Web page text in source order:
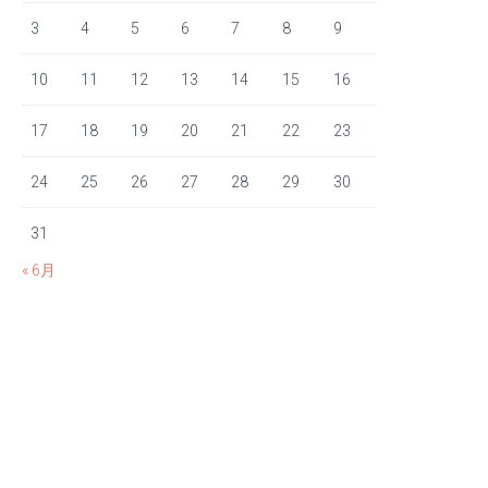
3 4 5 6 7 8 9
10 11 12 13 14 15 16
17 18 19 20 21 22 23
24 25 26 27 28 29 30
31
« 6月